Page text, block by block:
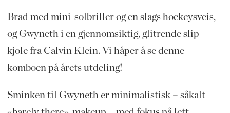
Brad med mini-solbriller og en slags hockeysveis,
og Gwyneth i en gjennomsiktig, glitrende slip-
kjole fra Calvin Klein. Vi håper å se denne
komboen på årets utdeling!
Sminken til Gwyneth er minimalistisk – såkalt